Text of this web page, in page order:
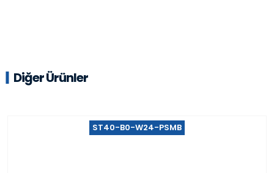
Diğer Ürünler
ST40-B0-W24-PSMB